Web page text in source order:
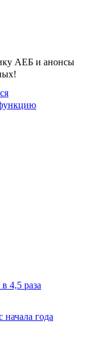
АЕБ и анонсы
4,5 раза
начала года